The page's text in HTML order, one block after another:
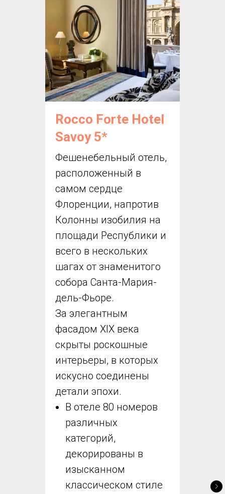
Rocco Forte Hotel
Savoy 5*
Фешенебельный отель,
расположенный в
самом сердце
Флоренции, напротив
Колонны изобилия на
площади Республики и
всего в нескольких
шагах от знаменитого
собора Санта-Мария-
дель-Фьоре.
За элегантным
фасадом XIX века
скрыты роскошные
интерьеры, в которых
искусно соединены
детали эпохи.
В отеле 80 номеров
различных
категорий,
декорированы в
изысканном
классическом стиле